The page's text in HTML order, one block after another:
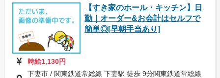
【すき家のホール・キッチン】日
勤｜オーダー&お会計はセルフで
簡単◎[早朝手当あり]
時給1,130円
下妻市 / 関東鉄道常総線 下妻駅 徒歩 9分関東鉄道常総線